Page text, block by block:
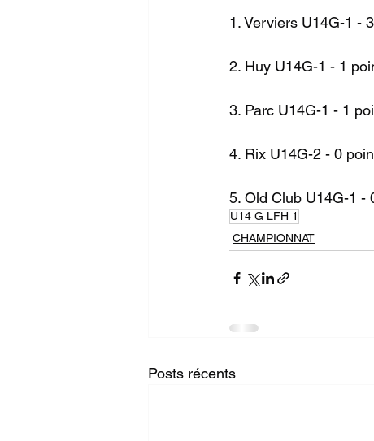
1. Verviers U14G-1 -
2. Huy U14G-1 - 1
3. Parc U14G-1 - 1
4. Rix U14G-2 - 0
5. Old Club U14G-1 -
U14 G LFH 1
CHAMPIONNAT
Posts récents